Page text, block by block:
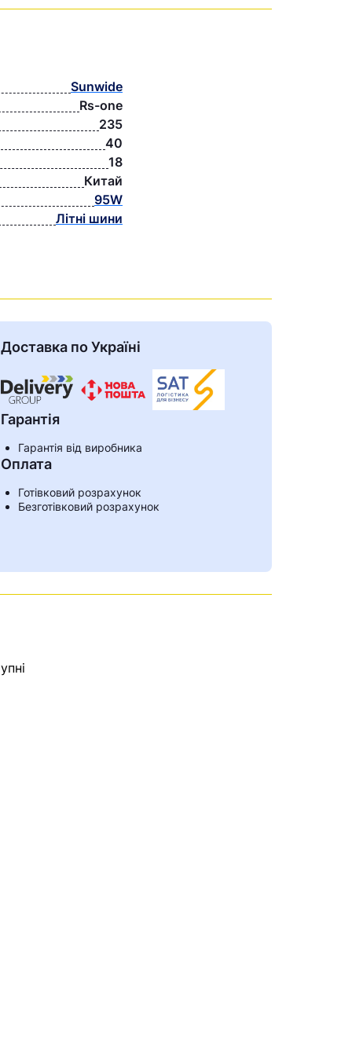
Sunwide
Rs-one
235
40
18
Китай
95W
Літні шини
Доставка по Україні
Гарантія
Гарантія від виробника
Оплата
Готівковий розрахунок
Безготівковий розрахунок